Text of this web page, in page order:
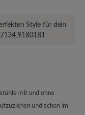
Style für dein
9180181
mit und ohne
und schön im